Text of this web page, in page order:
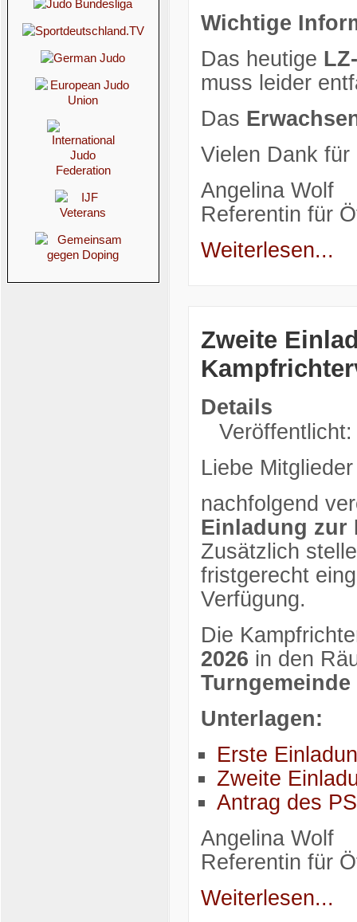
Wichtige
Das heutige
muss leider
Das
Vielen Dank für
Angelina Wolf
Referentin für
Weiterlesen...
Zweite
Details
Liebe
nachfolgend
Einladung zur
Zusätzlich
fristgerecht
Verfügung.
Die
2026 in den
Turngemeinde
Unterlagen:
Erste
Zweite
Antrag des
Angelina Wolf
Referentin für
Weiterlesen...